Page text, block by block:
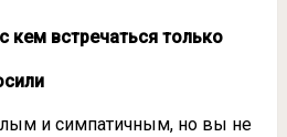
кем встречаться только
и симпатичным, но вы не